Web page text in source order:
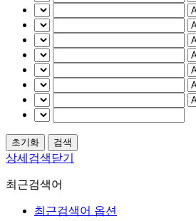
상세검색닫기
최근검색어
최근검색어 옵션